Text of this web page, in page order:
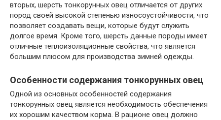
вторых, шерсть тонкорунных овец отличается от других
пород своей высокой степенью износоустойчивости, что
позволяет создавать вещи, которые будут служить
долгое время. Кроме того, шерсть данные породы имеет
отличные теплоизоляционные свойства, что является
большим плюсом для производства зимней одежды.
Особенности содержания тонкорунных овец
Одной из основных особенностей содержания
тонкорунных овец является необходимость обеспечения
их хорошим качеством корма. В рационе овец должно